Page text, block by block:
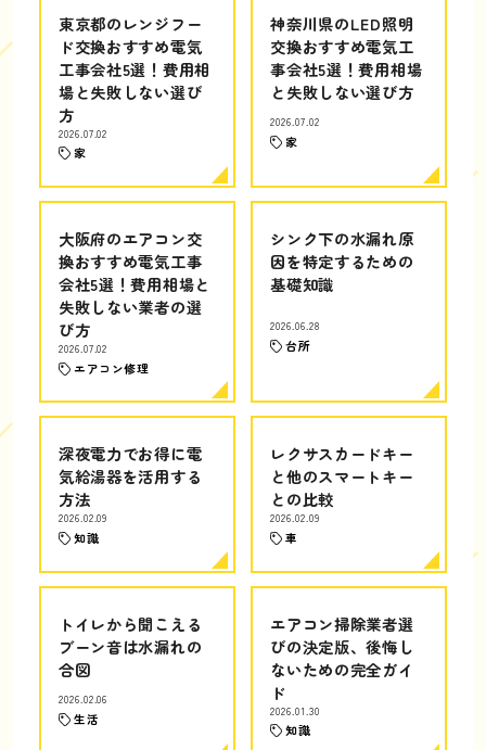
東京都のレンジフー
ド交換おすすめ電気
工事会社5選！費用相
場と失敗しない選び
方
2026.07.02
家
神奈川県のLED照明
交換おすすめ電気工
事会社5選！費用相場
と失敗しない選び方
2026.07.02
家
大阪府のエアコン交
換おすすめ電気工事
会社5選！費用相場と
失敗しない業者の選
び方
2026.07.02
エアコン修理
シンク下の水漏れ原
因を特定するための
基礎知識
2026.06.28
台所
深夜電力でお得に電
気給湯器を活用する
方法
2026.02.09
知識
レクサスカードキー
と他のスマートキー
との比較
2026.02.09
車
トイレから聞こえる
ブーン音は水漏れの
合図
2026.02.06
生活
エアコン掃除業者選
びの決定版、後悔し
ないための完全ガイ
ド
2026.01.30
知識